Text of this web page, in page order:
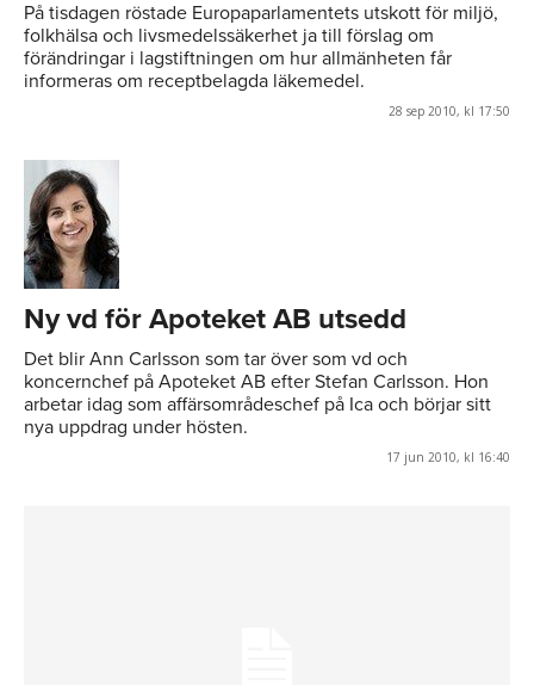
På tisdagen röstade Europaparlamentets utskott för miljö,
folkhälsa och livsmedelssäkerhet ja till förslag om
förändringar i lagstiftningen om hur allmänheten får
informeras om receptbelagda läkemedel.
28 sep 2010, kl 17:50
Ny vd för Apoteket AB utsedd
Det blir Ann Carlsson som tar över som vd och
koncernchef på Apoteket AB efter Stefan Carlsson. Hon
arbetar idag som affärsområdeschef på Ica och börjar sitt
nya uppdrag under hösten.
17 jun 2010, kl 16:40